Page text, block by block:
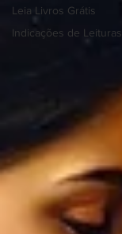
Leia Livros Grátis
Indicações de Leituras